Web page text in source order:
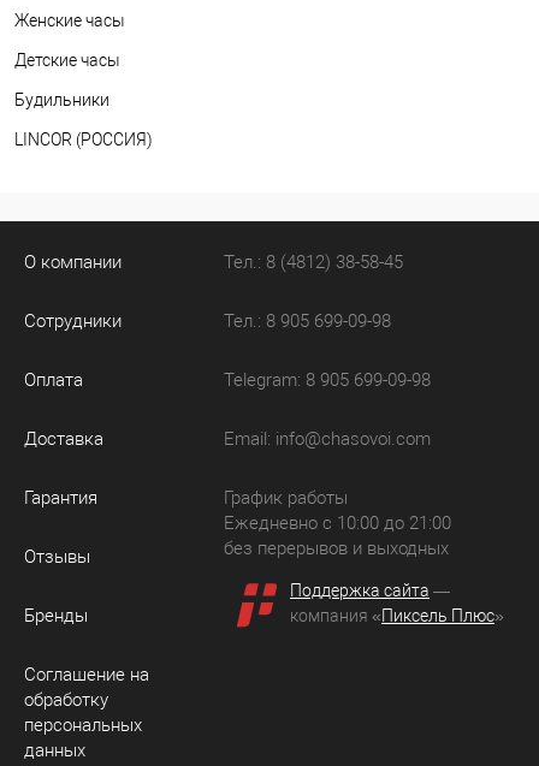
Женские часы
Детские часы
Будильники
LINCOR (РОССИЯ)
О компании
Сотрудники
Оплата
Доставка
Гарантия
Отзывы
Бренды
Соглашение на
обработку
персональных
данных
Тел.: 8 (4812) 38-58-45
Тел.: 8 905 699-09-98
Telegram: 8 905 699-09-98
Email: info@chasovoi.com
График работы
Ежедневно с 10:00 до 21:00
без перерывов и выходных
Поддержка сайта —
компания «Пиксель Плюс»